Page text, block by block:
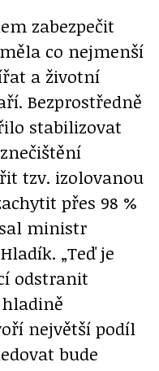
zabezpečit
co nejmenší
a životní
Bezprostředně
stabilizovat
tzv. izolovanou
přes 98 %
ministr
„Teď je
odstranit
největší podíl
bude